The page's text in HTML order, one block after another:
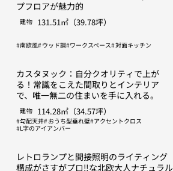
プフロアが魅力的
建物 131.51㎡（39.78坪）
南欧風 ウッド調 ワークスペース 対面キッチン
カスタヌック：自分クオリティで上が
る！常識をこえた間取りとインテリア
で、唯一無二の住まいを手に入れる。
建物 114.28㎡（34.57坪）
勾配天井 おうち型垂れ壁 アクセントクロス
L字のアイアンバー
レトロランプと間接照明のライティング
構成がさすがプロ‼な北欧大人ナチュラル